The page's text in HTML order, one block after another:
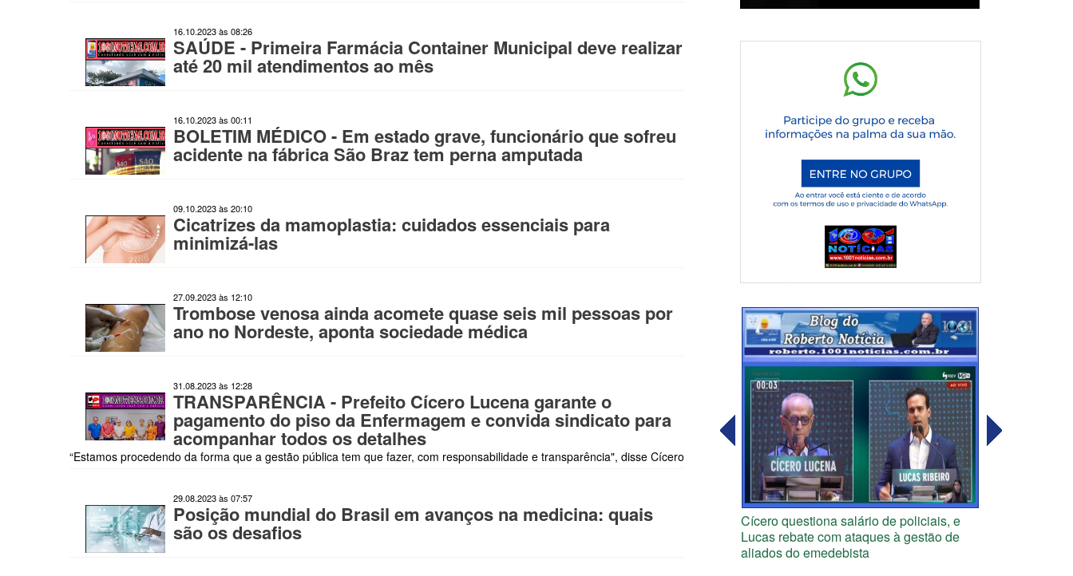
16.10.2023 às 08:26
SAÚDE - Primeira Farmácia Container Municipal deve realizar
até 20 mil atendimentos ao mês
16.10.2023 às 00:11
BOLETIM MÉDICO - Em estado grave, funcionário que sofreu
acidente na fábrica São Braz tem perna amputada
09.10.2023 às 20:10
Cicatrizes da mamoplastia: cuidados essenciais para
minimizá-las
27.09.2023 às 12:10
Trombose venosa ainda acomete quase seis mil pessoas por
ano no Nordeste, aponta sociedade médica
31.08.2023 às 12:28
TRANSPARÊNCIA - Prefeito Cícero Lucena garante o
pagamento do piso da Enfermagem e convida sindicato para
acompanhar todos os detalhes
“Estamos procedendo da forma que a gestão pública tem que fazer, com responsabilidade e transparência", disse Cícero
29.08.2023 às 07:57
Posição mundial do Brasil em avanços na medicina: quais
são os desafios
Cícero questiona salário de policiais, e
Lucas rebate com ataques à gestão de
aliados do emedebista